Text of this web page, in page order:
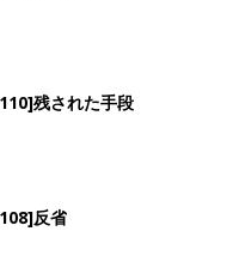
残された手段
反省